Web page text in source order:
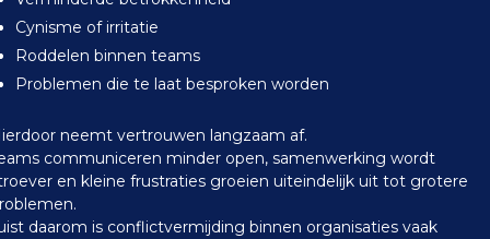
Cynisme of irritatie
Roddelen binnen teams
Problemen die te laat besproken worden
neemt vertrouwen langzaam af.
communiceren minder open, samenwerking wordt
en kleine frustraties groeien uiteindelijk uit tot grotere
daarom is conflictvermijding binnen organisaties vaak